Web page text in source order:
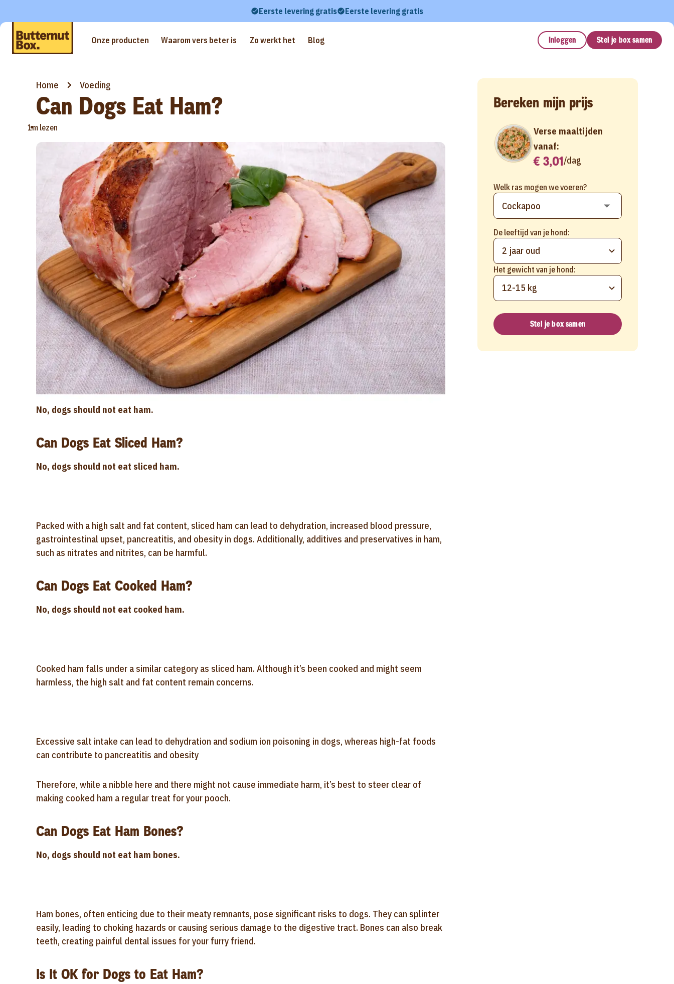
Eerste levering gratis Eerste levering gratis
Onze producten Waarom vers beter is Zo werkt het Blog Inloggen Stel je box samen
Home Voeding
Can Dogs Eat Ham?
•
1m lezen
No, dogs should not eat ham.
Can Dogs Eat Sliced Ham?
No, dogs should not eat sliced ham.
Packed with a high salt and fat content, sliced ham can lead to dehydration, increased blood pressure,
gastrointestinal upset, pancreatitis, and obesity in dogs. Additionally, additives and preservatives in ham,
such as nitrates and nitrites, can be harmful.
Can Dogs Eat Cooked Ham?
No, dogs should not eat cooked ham.
Cooked ham falls under a similar category as sliced ham. Although it’s been cooked and might seem
harmless, the high salt and fat content remain concerns.
Excessive salt intake can lead to dehydration and sodium ion poisoning in dogs, whereas high-fat foods
can contribute to pancreatitis and obesity
Therefore, while a nibble here and there might not cause immediate harm, it’s best to steer clear of
making cooked ham a regular treat for your pooch.
Can Dogs Eat Ham Bones?
No, dogs should not eat ham bones.
Ham bones, often enticing due to their meaty remnants, pose significant risks to dogs. They can splinter
easily, leading to choking hazards or causing serious damage to the digestive tract. Bones can also break
teeth, creating painful dental issues for your furry friend.
Is It OK for Dogs to Eat Ham?
Bereken mijn prijs
Welk ras mogen we voeren?
De leeftijd van je hond:
2 jaar oud
Het gewicht van je hond:
12-15 kg
Verse maaltijden
vanaf:
€ 3,01/dag
Stel je box samen